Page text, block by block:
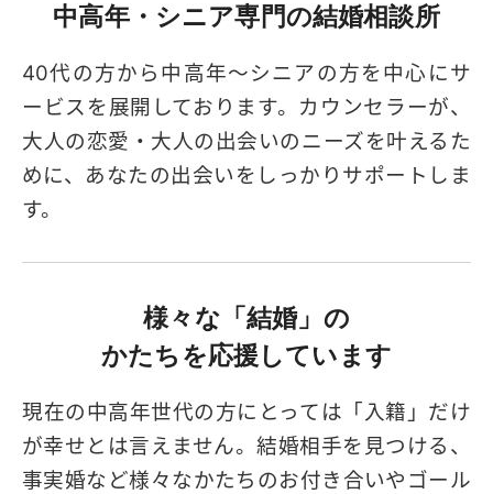
中高年・シニア専門の結婚相談所
40代の方から中高年～シニアの方を中心にサ
ービスを展開しております。カウンセラーが、
大人の恋愛・大人の出会いのニーズを叶えるた
めに、あなたの出会いをしっかりサポートしま
す。
様々な「結婚」の
かたちを応援しています
現在の中高年世代の方にとっては「入籍」だけ
が幸せとは言えません。結婚相手を見つける、
事実婚など様々なかたちのお付き合いやゴール